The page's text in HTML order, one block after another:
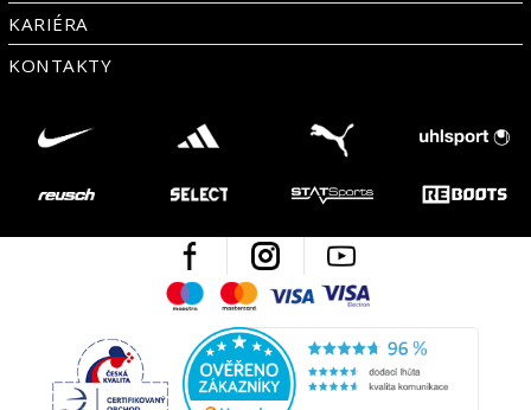
KARIÉRA
KONTAKTY
Facebook Instagram
MaestroMastercard
Visa
Česká kvalita